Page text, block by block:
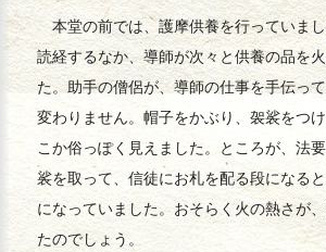
本堂の前では、護摩供養を行っていま
読経するなか、導師が次々と供養の品を
た。助手の僧侶が、導師の仕事を手伝っ
変わりません。帽子をかぶり、袈裟をつ
こか俗っぽく見えました。ところが、法
裟を取って、信徒にお札を配る段になる
になっていました。おそらく火の熱さが
たのでしょう。